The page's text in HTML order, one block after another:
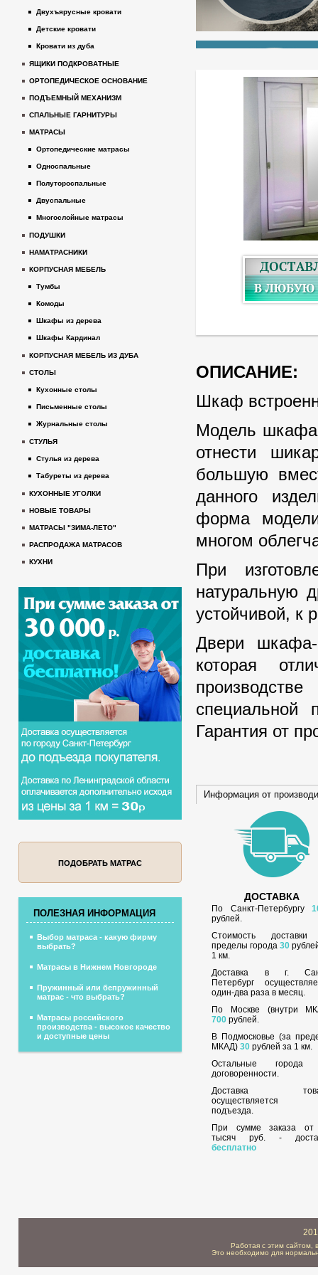
ОПИСАНИЕ:
Шкаф
Модель
отнести
большую
данного
форма
многом
При
натуральную
устойчивой, к
Двери шкафа-
которая
специальной
Гарантия от
Информация от
ДОСТАВКА
По Санкт-Петербургу
рублей.
Стоимость
пределы города30
1 км.
Доставка в г.
Петербург
один-два раза в месяц.
По Москве (внутри
700 рублей.
В Подмосковье (за
МКАД)30 рублей за 1 км.
Остальные города
договоренности.
Доставка
осуществляется
подъезда.
При сумме заказа
тысяч руб. -
бесплатно
Двухъярусные кровати
Детские кровати
Кровати из дуба
ЯЩИКИ ПОДКРОВАТНЫЕ
ОРТОПЕДИЧЕСКОЕ ОСНОВАНИЕ
ПОДЪЕМНЫЙ МЕХАНИЗМ
СПАЛЬНЫЕ ГАРНИТУРЫ
МАТРАСЫ
Ортопедические матрасы
Односпальные
Полутороспальные
Двуспальные
Многослойные матрасы
ПОДУШКИ
НАМАТРАСНИКИ
КОРПУСНАЯ МЕБЕЛЬ
Тумбы
Комоды
Шкафы из дерева
Шкафы Кардинал
КОРПУСНАЯ МЕБЕЛЬ ИЗ ДУБА
СТОЛЫ
Кухонные столы
Письменные столы
Журнальные столы
СТУЛЬЯ
Стулья из дерева
Табуреты из дерева
КУХОННЫЕ УГОЛКИ
НОВЫЕ ТОВАРЫ
МАТРАСЫ "ЗИМА-ЛЕТО"
РАСПРОДАЖА МАТРАСОВ
КУХНИ
ПОДОБРАТЬ МАТРАС
ПОЛЕЗНАЯ ИНФОРМАЦИЯ
Выбор матраса - какую фирму
выбрать?
Матрасы в Нижнем Новгороде
Пружинный или бепружинный
матрас - что выбрать?
Матрасы российского
производства - высокое качество
и доступные цены
Работая с этим сайтом,
Это необходимо для